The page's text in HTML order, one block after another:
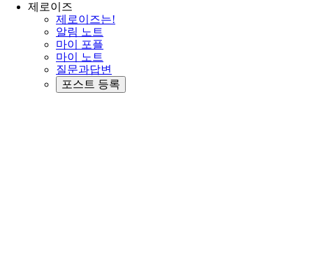
제로이즈
제로이즈는!
알림 노트
마이 포플
마이 노트
질문과답변
포스트 등록